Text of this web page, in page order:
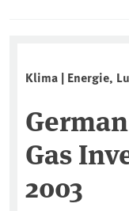
Klima | Energie,
Gas
2003